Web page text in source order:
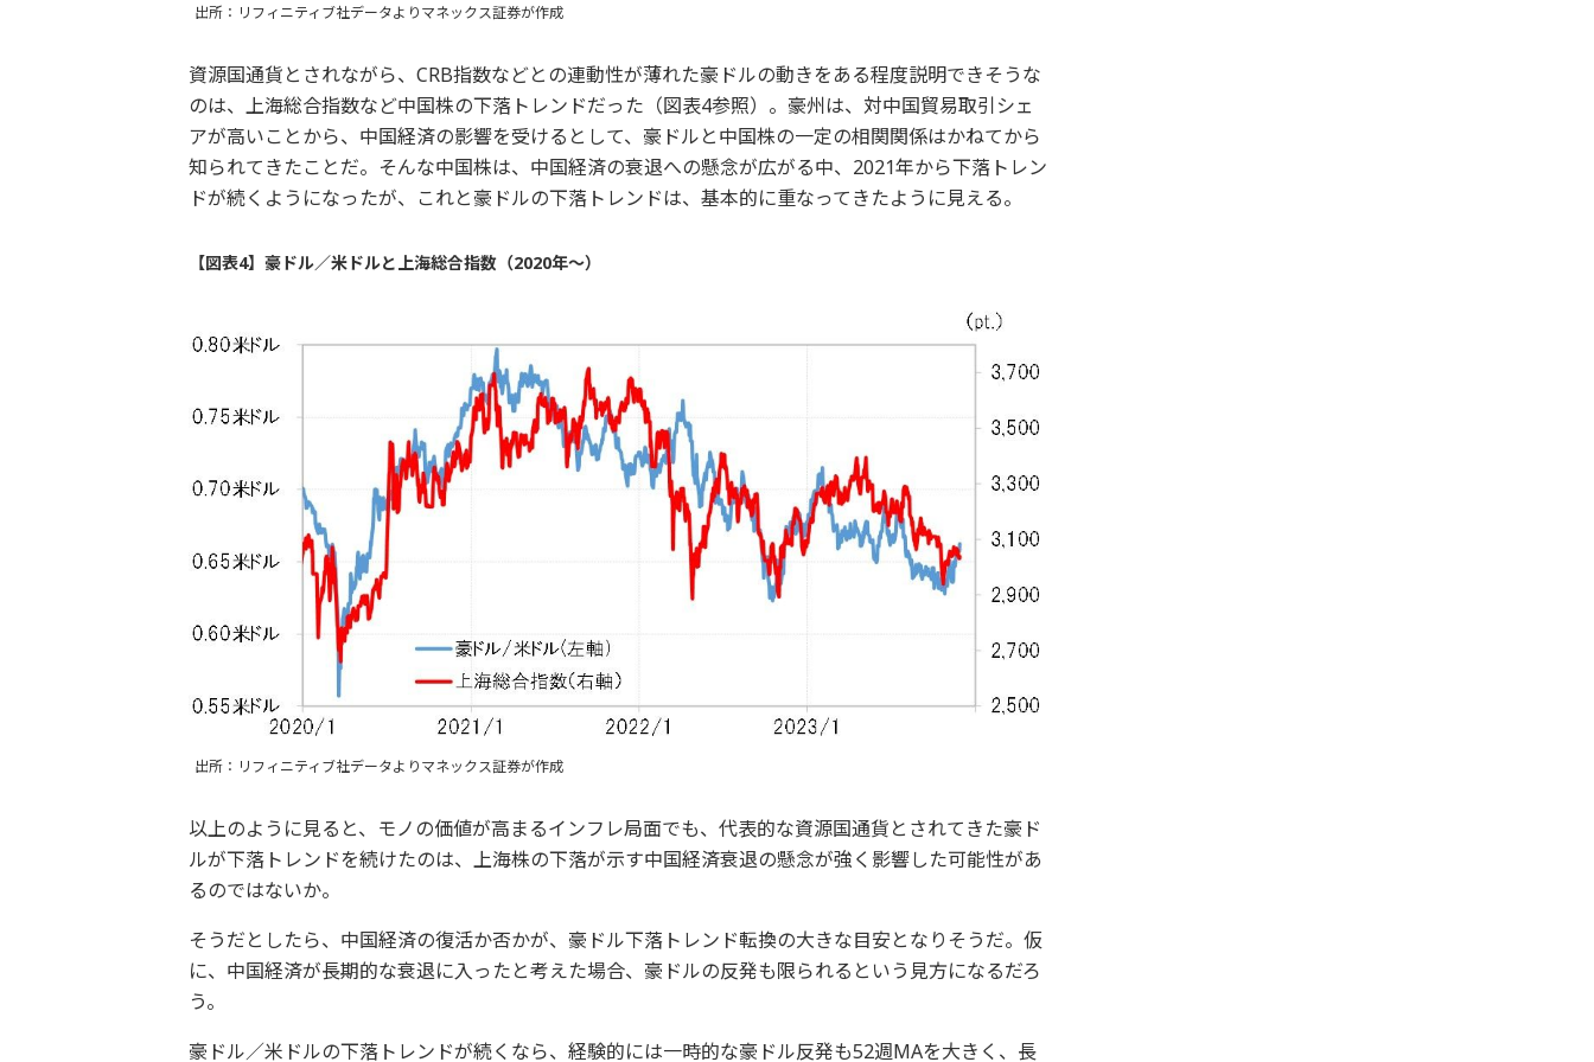
出所：リフィニティブ社データよりマネックス証券が作成
資源国通貨とされながら、CRB指数などとの連動性が薄れた豪ドルの動きをある程度説明できそうな
のは、上海総合指数など中国株の下落トレンドだった（図表4参照）。豪州は、対中国貿易取引シェ
アが高いことから、中国経済の影響を受けるとして、豪ドルと中国株の一定の相関関係はかねてから
知られてきたことだ。そんな中国株は、中国経済の衰退への懸念が広がる中、2021年から下落トレン
ドが続くようになったが、これと豪ドルの下落トレンドは、基本的に重なってきたように見える。
【図表4】豪ドル／米ドルと上海総合指数（2020年～）
出所：リフィニティブ社データよりマネックス証券が作成
以上のように見ると、モノの価値が高まるインフレ局面でも、代表的な資源国通貨とされてきた豪ド
ルが下落トレンドを続けたのは、上海株の下落が示す中国経済衰退の懸念が強く影響した可能性があ
るのではないか。
そうだとしたら、中国経済の復活か否かが、豪ドル下落トレンド転換の大きな目安となりそうだ。仮
に、中国経済が長期的な衰退に入ったと考えた場合、豪ドルの反発も限られるという見方になるだろ
う。
豪ドル／米ドルの下落トレンドが続くなら、経験的には一時的な豪ドル反発も52週MAを大きく、長